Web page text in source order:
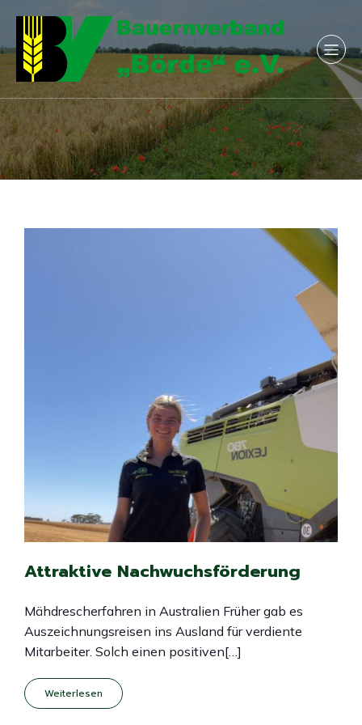
Attraktive Nachwuchsförderung
Mähdrescherfahren in Australien Früher gab es
Auszeichnungsreisen ins Ausland für verdiente
Mitarbeiter. Solch einen positiven[…]
Weiterlesen